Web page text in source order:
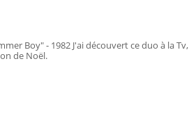
Boy" - 1982 J'ai découvert ce duo à la Tv,
de Noël.